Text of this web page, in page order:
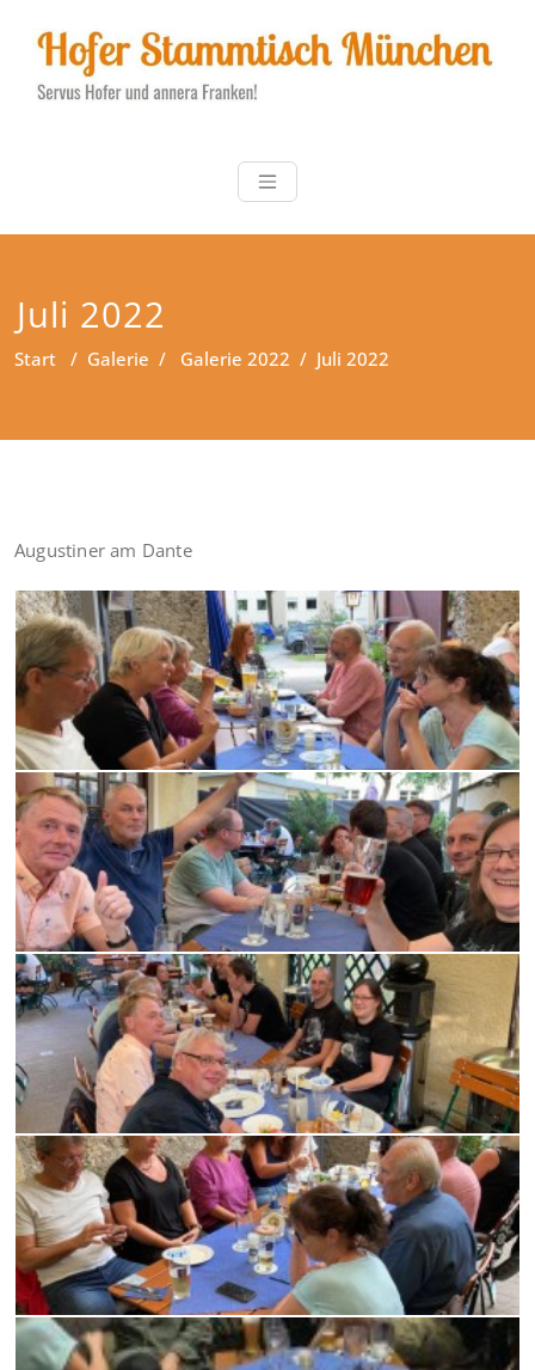
Inhalt
springen
Hofer
Juli 2022
Start / Galerie / Galerie 2022 / Juli 2022
Augustiner am Dante